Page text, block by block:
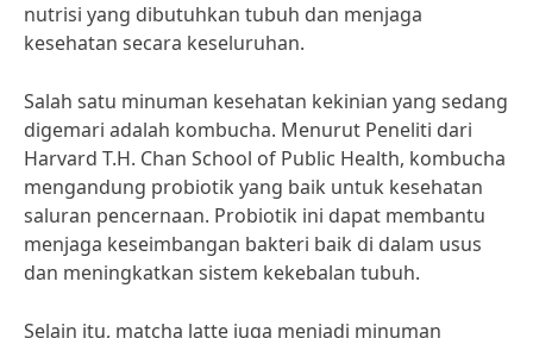
nutrisi yang dibutuhkan tubuh dan menjaga
kesehatan secara keseluruhan.
Salah satu minuman kesehatan kekinian yang sedang
digemari adalah kombucha. Menurut Peneliti dari
Harvard T.H. Chan School of Public Health, kombucha
mengandung probiotik yang baik untuk kesehatan
saluran pencernaan. Probiotik ini dapat membantu
menjaga keseimbangan bakteri baik di dalam usus
dan meningkatkan sistem kekebalan tubuh.
Selain itu, matcha latte juga menjadi minuman